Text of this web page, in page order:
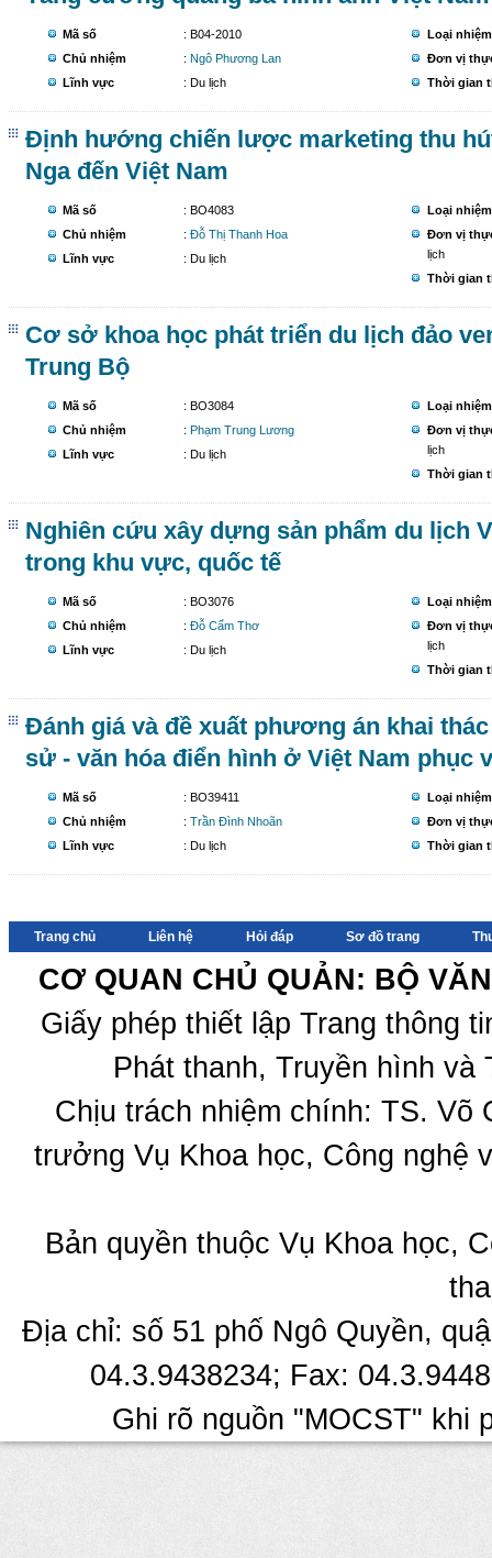
Mã số
: B04-2010
Chủ nhiệm
: Ngô Phương Lan
Lĩnh vực
: Du lịch
Loại
Đơn vị
Thời gian
Định hướng chiến lược marketing thu
Nga đến Việt Nam
Mã số
: BO4083
Chủ nhiệm
:Đỗ Thị Thanh Hoa
Lĩnh vực
: Du lịch
Loại
Đơn vị
lịch
Thời gian
Cơ sở khoa học phát triển du lịch đảo
Trung Bộ
Mã số
: BO3084
Chủ nhiệm
: Phạm Trung Lương
Lĩnh vực
: Du lịch
Loại
Đơn vị
lịch
Thời gian
Nghiên cứu xây dựng sản phẩm du lịch
trong khu vực, quốc tế
Mã số
: BO3076
Chủ nhiệm
:Đỗ Cẩm Thơ
Lĩnh vực
: Du lịch
Loại
Đơn vị
lịch
Thời gian
Đánh giá và đề xuất phương án khai
sử - văn hóa điển hình ở Việt Nam phục
Mã số
: BO39411
Chủ nhiệm
:Trần Đình Nhoãn
Lĩnh vực
: Du lịch
Loại
Đơn vị
Thời gian
Trang chủ Liên hệ Hỏi đáp Sơ đồ trang
CƠ QUAN CHỦ QUẢN: BỘ
Giấy phép thiết lập Trang thông
Phát thanh, Truyền hình
Chịu trách nhiệm chính: TS.
trưởng Vụ Khoa học, Công nghệ
Bản quyền thuộc Vụ Khoa học,
Địa chỉ: số 51 phố Ngô Quyền,
04.3.9438234; Fax:
Ghi rõ nguồn "MOCST" khi